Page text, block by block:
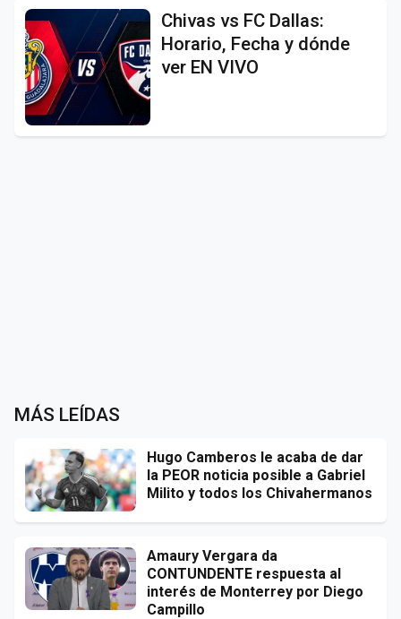
Chivas vs FC Dallas:
Horario, Fecha y dónde
ver EN VIVO
MÁS LEÍDAS
Hugo Camberos le acaba de dar
la PEOR noticia posible a Gabriel
Milito y todos los Chivahermanos
Amaury Vergara da
CONTUNDENTE respuesta al
interés de Monterrey por Diego
Campillo